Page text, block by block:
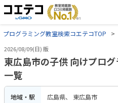
プログラミング教室検索コエテコTOP
2026/08/09(日) 版
東広島市の子供 向けプロ
一覧
地域・駅 広島県 東広島市